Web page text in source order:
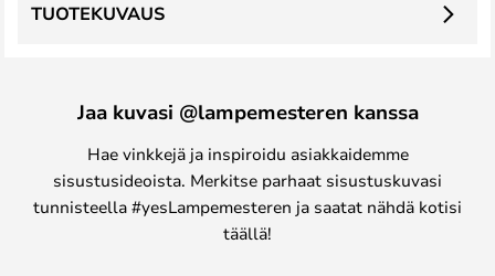
TUOTEKUVAUS
Jaa kuvasi @lampemesteren kanssa
Hae vinkkejä ja inspiroidu asiakkaidemme
sisustusideoista. Merkitse parhaat sisustuskuvasi
tunnisteella #yesLampemesteren ja saatat nähdä kotisi
täällä!